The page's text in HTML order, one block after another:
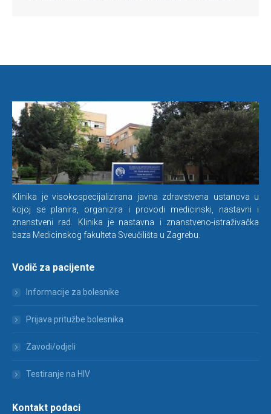
Klinika je visokospecijalizirana javna zdravstvena ustanova u
kojoj se planira, organizira i provodi medicinski, nastavni i
znanstveni rad. Klinika je nastavna i znanstveno-istraživačka
baza Medicinskog fakulteta Sveučilišta u Zagrebu.
Vodič za pacijente
Informacije za bolesnike
Prijava pritužbe bolesnika
Zavodi/odjeli
Testiranje na HIV
Kontakt podaci